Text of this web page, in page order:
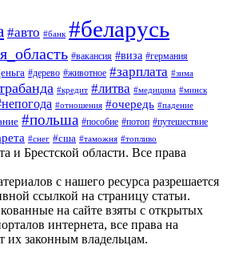
#авто #банк #беларусь
#вакансия #виза #германия
#дерево #животное #зарплата #зима
#кредит #литва #медицина #минск
#отношения #очередь #падение
#польша #пособие #потоп #путешествие
#снег #сша #таможня #топливо
и Брестской области. Все права
с нашего ресурса разрешается
ссылкой на страницу статьи.
на сайте взяты с открытых
интернета, все права на
их законным владельцам.